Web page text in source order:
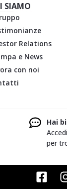
SIAMO
Relations
e News
con noi
Hai
per